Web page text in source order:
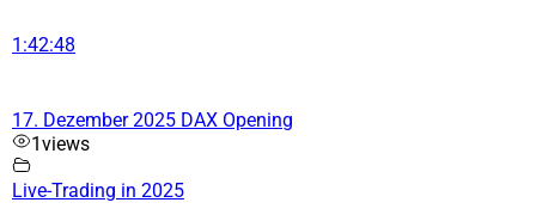
1:42:48
17. Dezember 2025 DAX Opening
1views
Live-Trading in 2025